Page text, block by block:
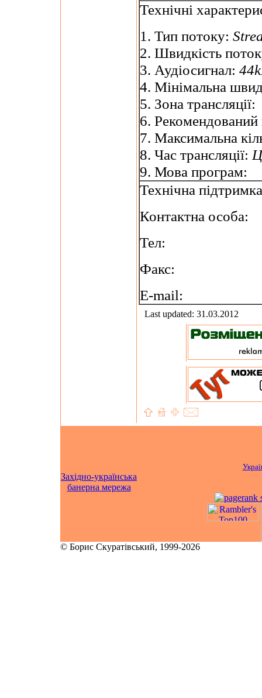
Технічні
1. Тип потоку:
2. Швидкість
3. Аудіосигнал:
4. Мінімальна
5. Зона трансляції:
6.
7. Максимальна
8. Час трансляції:
9. Мова програм:
Технічна підтримка
Контактна особа:
Тел:
Факс:
E-mail:
Last updated: 31.03.2012
Західно-українська
банерна мережа
© Борис Скуратівський, 1999-2026